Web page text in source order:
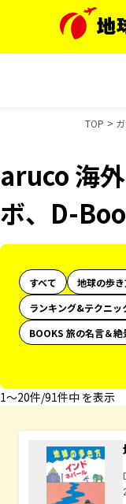
TOP
aruco 海
ボ、D-
すべて 地球の歩
ランキング&テクニッ
BOOKS 旅の名言＆絶
1〜20件/91件中 を表示